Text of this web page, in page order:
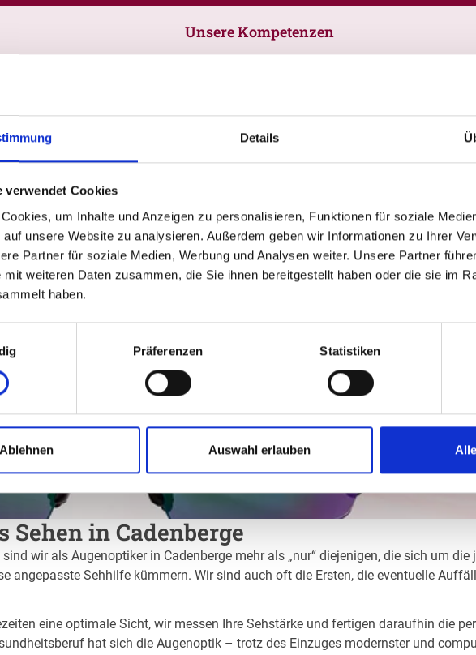
Details
verwendet Cookies
um Inhalte und Anzeigen zu personalisieren, Funktionen für soziale
auf unsere Website zu analysieren. Außerdem geben wir Informationen zu Ihrer
Partner für soziale Medien, Werbung und Analysen weiter. Unsere Partner
mit weiteren Daten zusammen, die Sie ihnen bereitgestellt haben oder die sie im
haben.
Präferenzen Statistiken
Ablehnen Auswahl erlauben
Unsere Kompetenzen
in Cadenberge
wir als Augenoptiker in Cadenberge mehr als „nur“ diejenigen, die sich um
angepasste Sehhilfe kümmern. Wir sind auch oft die Ersten, die eventuelle
eine optimale Sicht, wir messen Ihre Sehstärke und fertigen daraufhin die
hat sich die Augenoptik – trotz des Einzuges modernster und